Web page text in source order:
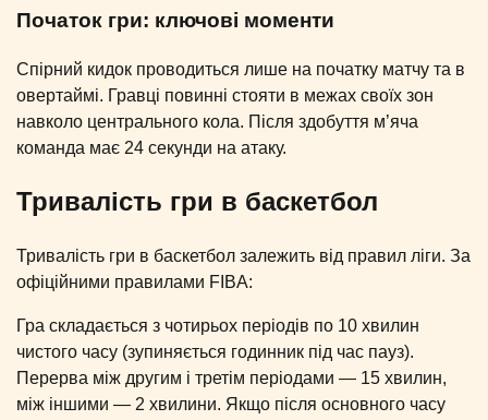
Початок гри: ключові моменти
Спірний кидок проводиться лише на початку матчу та в
овертаймі. Гравці повинні стояти в межах своїх зон
навколо центрального кола. Після здобуття м’яча
команда має 24 секунди на атаку.
Тривалість гри в баскетбол
Тривалість гри в баскетбол залежить від правил ліги. За
офіційними правилами FIBA:
Гра складається з чотирьох періодів по 10 хвилин
чистого часу (зупиняється годинник під час пауз).
Перерва між другим і третім періодами — 15 хвилин,
між іншими — 2 хвилини. Якщо після основного часу